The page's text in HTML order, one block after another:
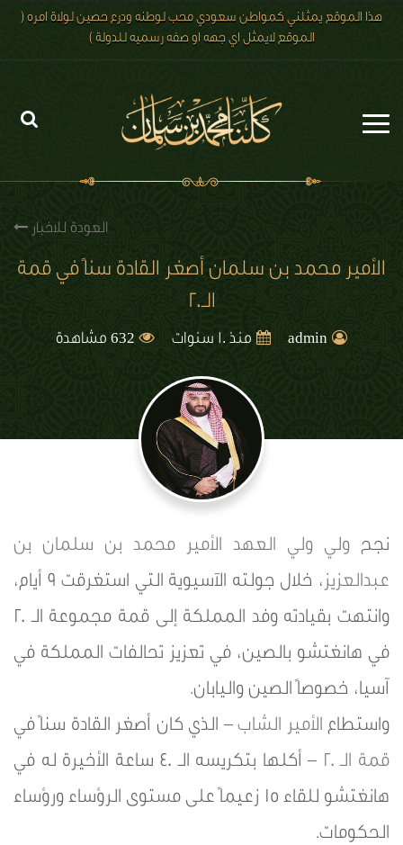
هذا الموقع يمثلني كمواطن سعودي محب لوطنه ودرع حصين لولاة امره (
الموقع لايمثل اي جهه او صفه رسميه للدولة )
رؤية 2030
العودة للاخبار
الأمير محمد بن سلمان أصغر القادة سناً في قمة
الـ20
admin منذ 10 سنوات 632 مشاهدة
نجح ولي ولي العهد
الأمير محمد بن سلمان بن
عبدالعزيز
، خلال جولته الآسيوية التي استغرقت 9 أيام،
وانتهت بقيادته وفد المملكة إلى قمة مجموعة الـ 20
في هانغتشو بالصين، في تعزيز تحالفات المملكة في
آسيا، خصوصاً الصين واليابان.
واستطاع الأمير الشاب– الذي كان أصغر القادة سناً في
قمة الـ 20
– أكلها بتكريسه الـ 40 ساعة الأخيرة له في
هانغتشو للقاء 15 زعيماً على مستوى الرؤساء ورؤساء
الحكومات.